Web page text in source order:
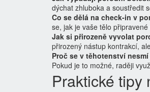
dýchat zhluboka a soustředit
Co se dělá na check‑in v
se, jak je vaše tělo
Jak si přirozeně vyvolat
přirozený nástup kontrakcí,
Proč se v těhotenství
Pokud je to možné, raději
Praktické tipy